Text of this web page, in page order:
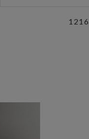
1216